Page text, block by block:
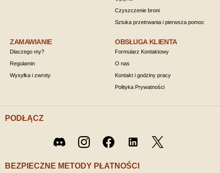
Czyszczenie broni
Sztuka przetrwania i pierwsza pomoc
ZAMAWIANIE
Dlaczego my?
Regulamin
Wysyłka i zwroty
OBSŁUGA KLIENTA
Formularz Kontaktowy
O nas
Kontakt i godziny pracy
Polityka Prywatności
PODŁĄCZ
Discord Instagram Facebook LinkedIn
BEZPIECZNE METODY PŁATNOŚCI